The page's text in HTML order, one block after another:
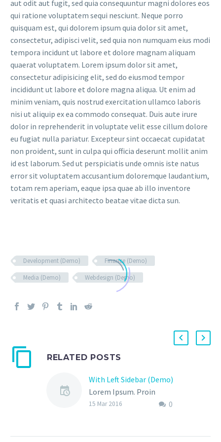
aut odit aut fugit, sed quia consequuntur magni dolores eos
qui ratione voluptatem sequi nesciunt. Neque porro
quisquam est, qui dolorem ipsum quia dolor sit amet,
consectetur, adipisci velit, sed quia non numquam eius modi
tempora incidunt ut labore et dolore magnam aliquam
quaerat voluptatem. Lorem ipsum dolor sit amet,
consectetur adipisicing elit, sed do eiusmod tempor
incididunt ut labore et dolore magna aliqua. Ut enim ad
minim veniam, quis nostrud exercitation ullamco laboris
nisi ut aliquip ex ea commodo consequat. Duis aute irure
dolor in reprehenderit in voluptate velit esse cillum dolore
eu fugiat nulla pariatur. Excepteur sint occaecat cupidatat
non proident, sunt in culpa qui officia deserunt mollit anim
id est laborum. Sed ut perspiciatis unde omnis iste natus
error sit voluptatem accusantium doloremque laudantium,
totam rem aperiam, eaque ipsa quae ab illo inventore
veritatis et quasi architecto beatae vitae dicta sun.
Development (Demo)
Finance (Demo)
Media (Demo)
Webdesign (Demo)
RELATED POSTS
With Left Sidebar (Demo)
Lorem Ipsum. Proin
gravida nibh vel velit
0
15 Mar 2016